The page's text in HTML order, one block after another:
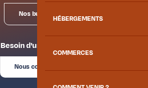
HÉBERGEMENTS
COMMERCES
Nos bureaux
Besoin d'un conseil ?
Nous contacter